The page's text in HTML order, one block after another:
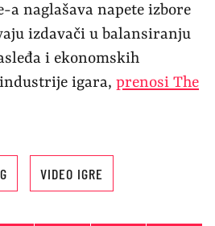
a naglašava napete izbore
izdavači u balansiranju
i ekonomskih
igara, prenosi The
VIDEO IGRE